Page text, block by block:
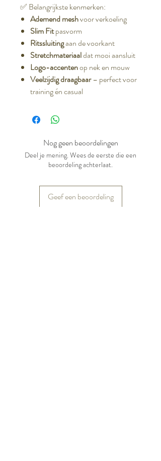
✅ Belangrijkste kenmerken:
Ademend meshvoor verkoeling
Slim Fitpasvorm
Ritssluitingaan de voorkant
Stretchmateriaaldat mooi aansluit
Logo-accentenop nek en mouw
Veelzijdig draagbaar– perfect voor
training én casual
Nog geen beoordelingen
Deel je mening. Wees de eerste die een
beoordeling achterlaat.
Geef een beoordeling